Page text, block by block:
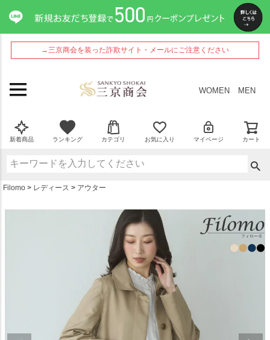
→三京商会を装った詐欺サイト・メールにご注意ください
WOMEN MEN
新着商品 ランキング カテゴリ お気に入り マイページ カート
Filomo レディース アウター
ペー
ジト
ップ
へ